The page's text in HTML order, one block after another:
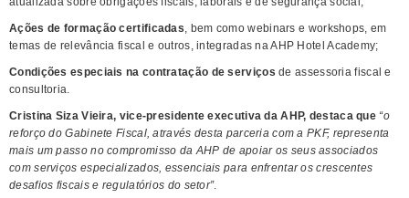
Ações de formação certificadas, bem como webinars e workshops, em
temas de relevância fiscal e outros, integradas na AHP Hotel Academy;
Condições especiais na contratação de serviços de assessoria fiscal e
consultoria.
Cristina Siza Vieira, vice-presidente executiva da AHP, destaca que “o
reforço do Gabinete Fiscal, através desta parceria com a PKF, representa
mais um passo no compromisso da AHP de apoiar os seus associados
com serviços especializados, essenciais para enfrentar os crescentes
desafios fiscais e regulatórios do setor”.